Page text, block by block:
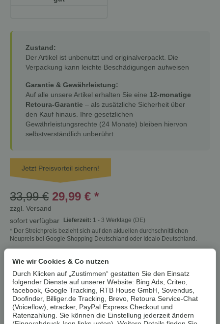
Zustand:
Der Artikel ist unbenutzt und originalverpackt. Die
Verpackung kann leichte Beschädigungen aufweisen
Garantie & Gewährleistung:
Auf alle unsere Artikel erhalten Sie eine 12-monatige
Retoura-Garantie – als zusätzliche Sicherheit über
den Kauf hinaus. Ihre gesetzlichen
Gewährleistungsrechte (24 Monate) bleiben hiervon
selbstverständlich unberührt.
Jetzt Preisvorteil sichern!
33,99 € 29,99 € *
zzgl. Versand
sofort verfügbar
Lieferzeit: 1 - 3 Werktage (DE)
* Der Streichpreis bezieht sich auf den aktuellen durchschnittlichen
Neupreis bei Google Shopping Deutschland oder Idealo Deutschland.
In den Warenkorb
Cookies erlauben
Wie wir Cookies & Co nutzen
Durch Klicken auf „Zustimmen“ gestatten Sie den Einsatz
folgender Dienste auf unserer Website: Bing Ads, Criteo,
facebook, Google Tracking, RTB House GmbH, Sovendus,
Doofinder, Billiger.de Tracking, Brevo, Retoura Service-Chat
(Voiceflow), etracker, PayPal Express Checkout und
Ratenzahlung. Sie können die Einstellung jederzeit ändern